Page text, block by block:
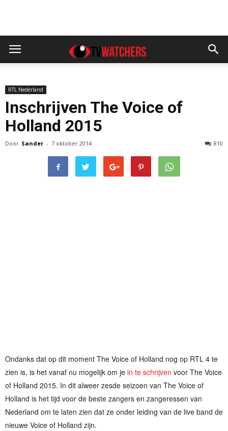
RTL Nederland
Inschrijven The Voice of
Holland 2015
Door Sander - 7 oktober 2014 810
Ondanks dat op dit moment The Voice of Holland nog op RTL 4 te
zien is, is het vanaf nu mogelijk om je in te schrijven voor The Voice
of Holland 2015. In dit alweer zesde seizoen van The Voice of
Holland is het tijd voor de beste zangers en zangeressen van
Nederland om te laten zien dat ze onder leiding van de live band de
nieuwe Voice of Holland zijn.